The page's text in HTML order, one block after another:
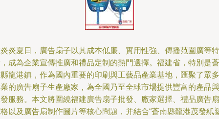
炎夏日，廣告扇子以其成本低廉、實用性強、傳播范圍廣等特
成為企業宣傳推廣和禮品定制的熱門選擇。福建省，特別是蒼
龍港鎮，作為國內重要的印刷與工藝品產業基地，匯聚了眾多
的廣告扇子生產廠家，為全國乃至全球市場提供豐富的產品與
服務。本文將圍繞福建廣告扇子批發、廠家選擇、禮品廣告扇
以及廣告扇制作圖片等核心問題，并結合“蒼南縣龍港茂發紙